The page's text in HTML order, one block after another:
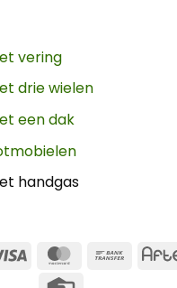
vering
drie wielen
een dak
handgas
Visa MasterCard
Bank